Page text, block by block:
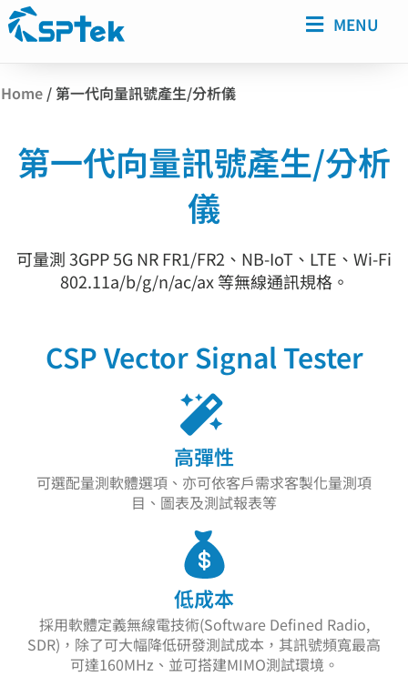
MENU
Home /第一代向量訊號產生/分析儀
第一代向量訊號產生/分析
儀
可量測 3GPP 5G NR FR1/FR2、NB-IoT、LTE、Wi-Fi
802.11a/b/g/n/ac/ax 等無線通訊規格。
CSP Vector Signal Tester
高彈性
可選配量測軟體選項、亦可依客戶需求客製化量測項
目、圖表及測試報表等
低成本
採用軟體定義無線電技術(Software Defined Radio,
SDR)，除了可大幅降低研發測試成本，其訊號頻寬最高
可達160MHz、並可搭建MIMO測試環境。